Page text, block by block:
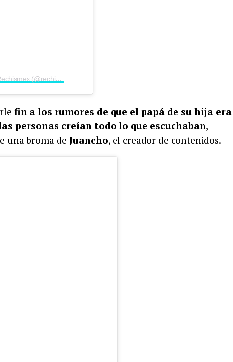
Una publicación compartida por Rechismes (@rechismes)
fin a los rumores de que el papá de su hija era
personas creían todo lo que escuchaban,
una broma de Juancho, el creador de contenidos.